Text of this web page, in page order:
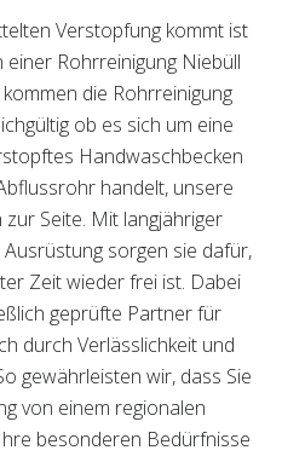
Verstopfung kommt ist
Rohrreinigung Niebüll
die Rohrreinigung
ob es sich um eine
Handwaschbecken
handelt, unsere
Seite. Mit langjähriger
sorgen sie dafür,
Zeit wieder frei ist. Dabei
geprüfte Partner für
durch Verlässlichkeit und
gewährleisten wir, dass Sie
von einem regionalen
besonderen Bedürfnisse